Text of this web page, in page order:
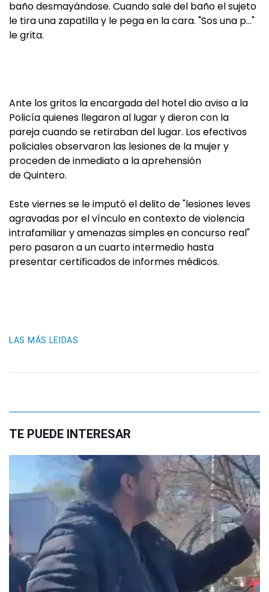
baño desmayándose. Cuando sale del baño el sujeto
le tira una zapatilla y le pega en la cara. "Sos una p…"
le grita.
Ante los gritos la encargada del hotel dio aviso a la
Policía quienes llegaron al lugar y dieron con la
pareja cuando se retiraban del lugar. Los efectivos
policiales observaron las lesiones de la mujer y
proceden de inmediato a la aprehensión
de Quintero.
Este viernes se le imputó el delito de "lesiones leves
agravadas por el vínculo en contexto de violencia
intrafamiliar y amenazas simples en concurso real"
pero pasaron a un cuarto intermedio hasta
presentar certificados de informes médicos.
LAS MÁS LEIDAS
TE PUEDE INTERESAR